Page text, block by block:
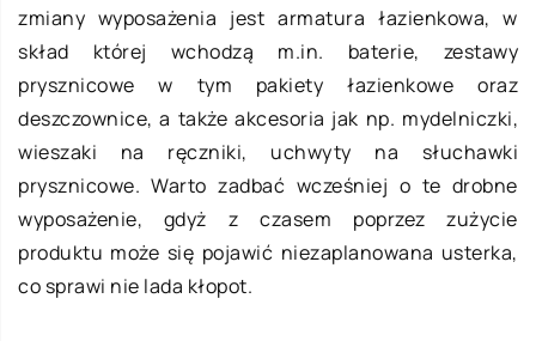
zmiany wyposażenia jest armatura łazienkowa, w
skład której wchodzą m.in. baterie, zestawy
prysznicowe w tym pakiety łazienkowe oraz
deszczownice, a także akcesoria jak np. mydelniczki,
wieszaki na ręczniki, uchwyty na słuchawki
prysznicowe. Warto zadbać wcześniej o te drobne
wyposażenie, gdyż z czasem poprzez zużycie
produktu może się pojawić niezaplanowana usterka,
co sprawi nie lada kłopot.